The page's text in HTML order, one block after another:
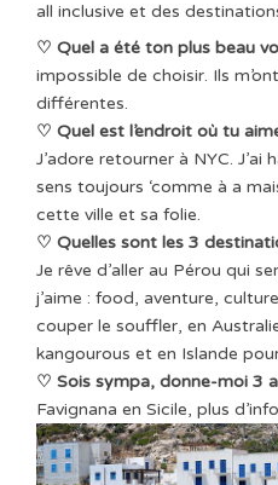
all inclusive et des
♡ Quel a été ton plus beau
impossible de choisir. Ils
différentes.
♡ Quel est l’endroit où tu
J’adore retourner à NYC. J’ai
sens toujours ‘comme à a
cette ville et sa folie.
♡ Quelles sont les 3
Je rêve d’aller au Pérou qui
j’aime : food, aventure,
couper le souffler, en
kangourous et en Islande
♡ Sois sympa, donne-moi 3
Favignana en Sicile, plus d’info